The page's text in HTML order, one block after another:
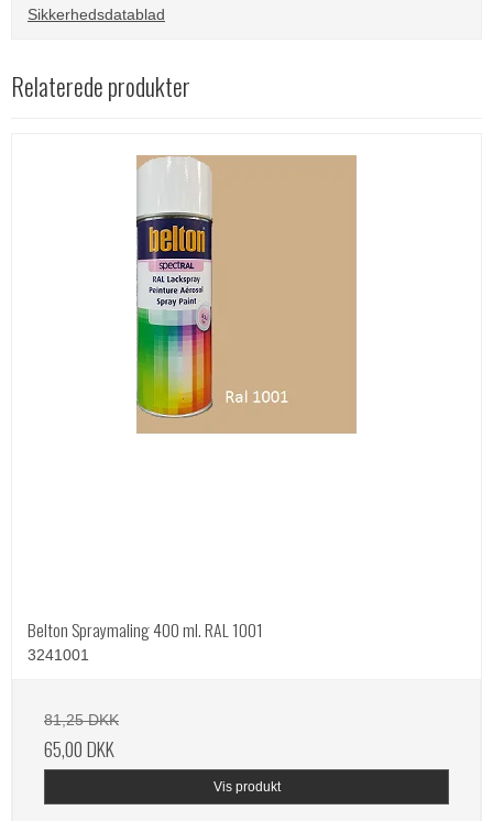
Sikkerhedsdatablad
Relaterede produkter
Belton Spraymaling 400 ml. RAL 1001
3241001
81,25 DKK
65,00 DKK
Vis produkt